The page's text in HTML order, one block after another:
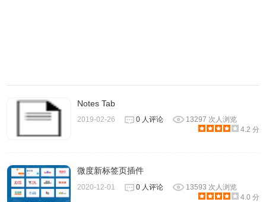
下，自定义数据跨设备同步。因此在一台设备编辑的自定义
数据可以自动被同步到另一台登录相同谷歌账户的设备上。
千山的注意事项
Notes Tab
2019-02-26 0 人评论
13297 次人浏览
4.2 分
微度新标签页插件
2020-12-01 0 人评论
13593 次人浏览
4.0 分